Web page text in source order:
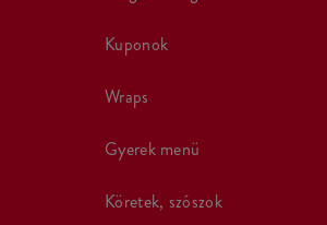
kuponok
wraps
gyerek menü
köretek, szószok